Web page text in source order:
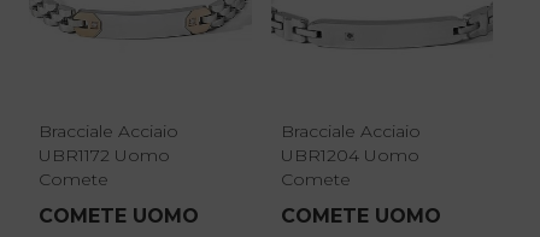
Bracciale Acciaio
UBR1172 Uomo
Comete
COMETE UOMO
Bracciale Acciaio
UBR1204 Uomo
Comete
COMETE UOMO